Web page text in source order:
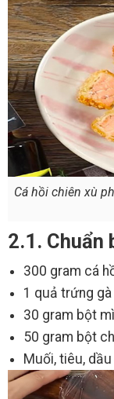
Cá hồi chiên xù
2.1. Chuẩn
300 gram cá
1 quả trứng gà
30 gram bột mì
50 gram bột
Muối, tiêu, dầu